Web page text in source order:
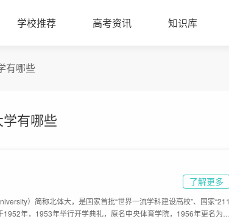
学校推荐 高考资讯 知识库
有哪些
有哪些
了解更多
）简称北体大，是国家首批“世界一流学科建设高校”、国家“211
1952年，1953年举行开学典礼，原名中央体育学院，1956年更名为北